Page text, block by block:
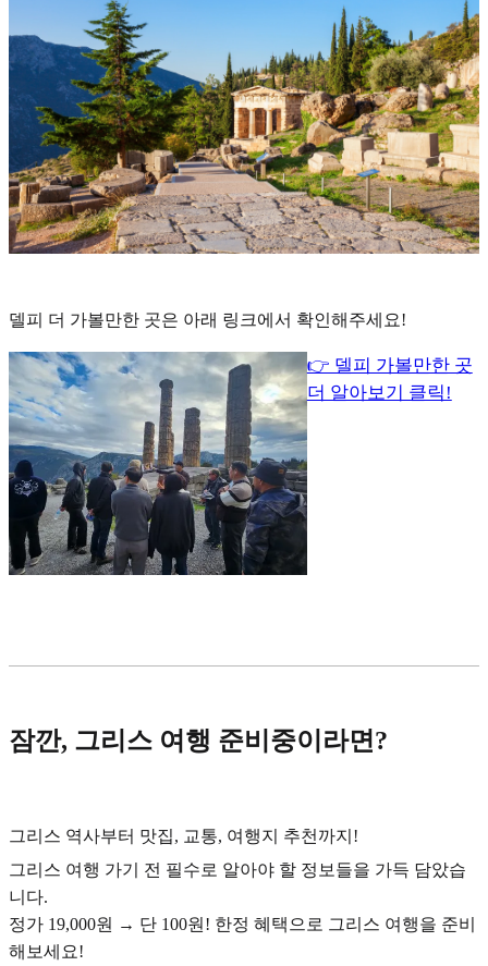
델피 더 가볼만한 곳은 아래 링크에서 확인해주세요!
👉 델피 가볼만한 곳
더 알아보기 클릭!
잠깐, 그리스 여행 준비중이라면?
그리스 역사부터 맛집, 교통, 여행지 추천까지!
그리스 여행 가기 전 필수로 알아야 할 정보들을 가득 담았습
니다.
정가 19,000원 → 단 100원! 한정 혜택으로 그리스 여행을 준비
해보세요!